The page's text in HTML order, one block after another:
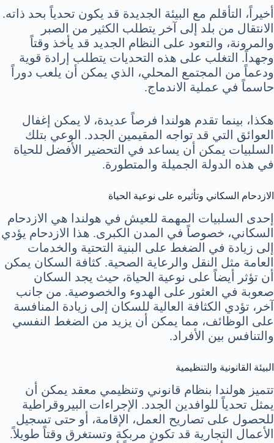
أخيراً، التأقلم مع البيئة الجديدة قد يكون تحدياً بحد ذاته.
الانتقال من بلد إلى آخر يتطلب الكثير من الصبر
والمرونة، والتعود على النظام الجديد قد يأخذ وقتاً
وجهداً. التغلب على هذه التحديات يتطلب إرادة قوية
ودعماً من المجتمع المحلي، الذي يمكن أن يلعب دوراً
حاسماً في عملية الاندماج.
هكذا، بينما تقدم هولندا فرصاً عديدة، لا يمكن إغفال
العوائق التي قد تواجه المقيمين الجدد. الوعي بتلك
السلبيات يمكن أن يساعد في التحضير الأفضل للحياة
في هذه الدولة الجميلة والمتطورة.
الازدحام السكاني وتأثيره على نوعية الحياة
إحدى السلبيات المهمة للعيش في هولندا هي الازدحام
السكاني، خصوصاً في المدن الكبرى. هذا الازدحام يؤدي
إلى زيادة في الضغط على البنية التحتية والخدمات
العامة مثل النقل والرعاية الصحية. كثافة السكان يمكن
أن تؤثر أيضاً على نوعية الحياة، حيث يجد السكان
صعوبة في العثور على الهدوء والخصوصية. من جانب
آخر، تؤدي الكثافة العالية للسكان إلى زيادة المنافسة
على الوظائف، مما يمكن أن يزيد من الضغط النفسي
والتنافس بين الأفراد.
البيئة القانونية والتنظيمية
تتميز هولندا بنظام قانوني وتنظيمي معقد يمكن أن
يمثل تحدياً للوافدين الجدد. الإجراءات البيروقراطية
للحصول على تصاريح العمل، الإقامة، أو حتى تسجيل
الأعمال التجارية قد تكون مربكة وتستغرق وقتاً طويلاً.